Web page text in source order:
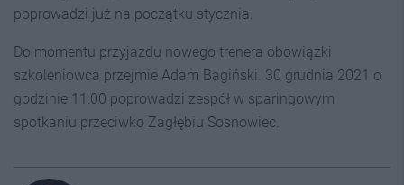
poprowadzi już na początku stycznia.
Do momentu przyjazdu nowego trenera obowiązki
szkoleniowca przejmie Adam Bagiński. 30 grudnia 2021 o
godzinie 11:00 poprowadzi zespół w sparingowym
spotkaniu przeciwko Zagłębiu Sosnowiec.